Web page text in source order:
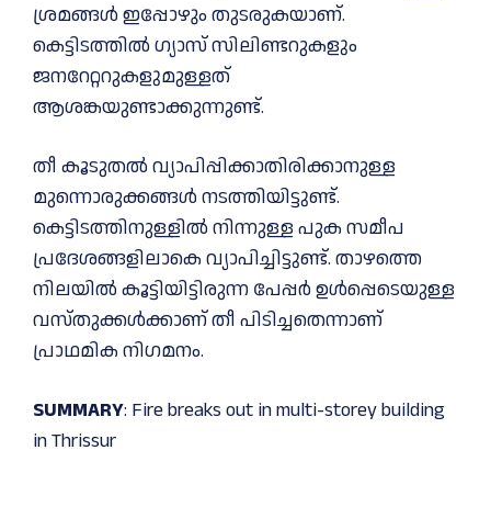
ശ്രമങ്ങള്‍ ഇപ്പോഴും തുടരുകയാണ്.
കെട്ടിടത്തില്‍ ഗ്യാസ് സിലിണ്ടറുകളും
ജനറേറ്ററുകളുമുള്ളത്
ആശങ്കയുണ്ടാക്കുന്നുണ്ട്.
തീ കൂടുതല്‍ വ്യാപിപ്പിക്കാതിരിക്കാനുള്ള
മുന്നൊരുക്കങ്ങള്‍ നടത്തിയിട്ടുണ്ട്.
കെട്ടിടത്തിനുള്ളില്‍ നിന്നുള്ള പുക സമീപ
പ്രദേശങ്ങളിലാകെ വ്യാപിച്ചിട്ടുണ്ട്. താഴത്തെ
നിലയില്‍ കൂട്ടിയിട്ടിരുന്ന പേപ്പർ ഉള്‍പ്പെടെയുള്ള
വസ്തുക്കള്‍ക്കാണ് തീ പിടിച്ചതെന്നാണ്
പ്രാഥമിക നിഗമനം.
SUMMARY: Fire breaks out in multi-storey building
in Thrissur